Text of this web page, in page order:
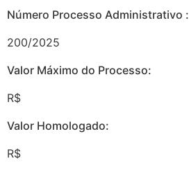
Número Processo Administrativo :
200/2025
Valor Máximo do Processo: ​
R$
Valor Homologado: ​
R$